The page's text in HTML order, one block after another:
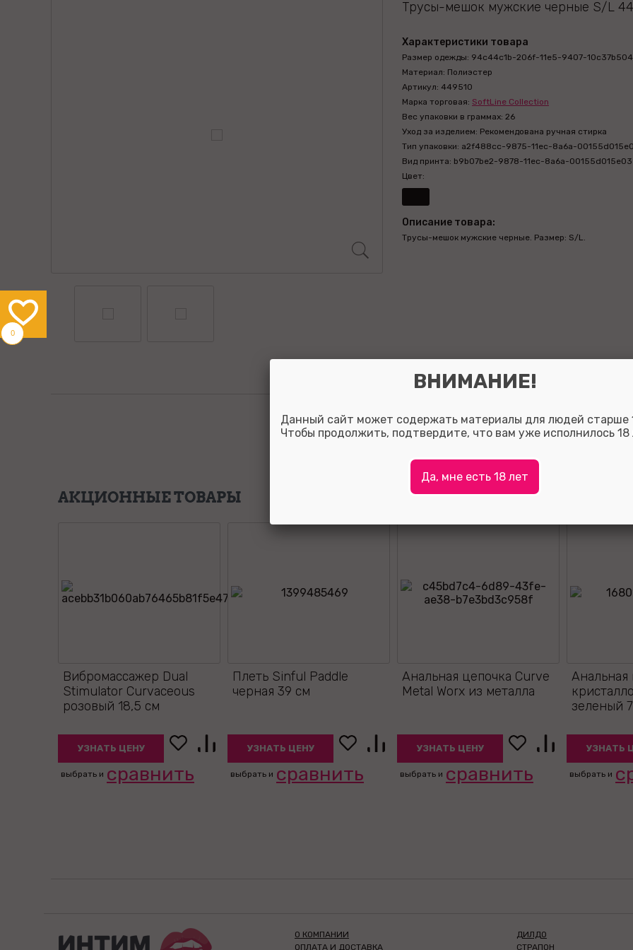
Трусы-мешок мужские черные S/L
Характеристики товара
Размер одежды: 94c44c1b-206f-11e5-9407-
Материал: Полиэстер
Артикул: 449510
Марка торговая: SoftLine Collection
Вес упаковки в граммах: 26
Уход за изделием: Рекомендована ручная стирка
Тип упаковки: a2f488cc-9875-11ec-8a6a-
Вид принта: b9b07be2-9878-11ec-8a6a-00155d015e03
Цвет:
Описание товара:
Трусы-мешок мужские черные. Размер: S/L.
Так вы сможете помочь потенциальным покупателям
с выбором, а также, за полезные отзывы мы начисляем
на ваш личный счет.
Для того что бы оставить отзыв зарегистрируйтесь
АКЦИОННЫЕ ТОВАРЫ
Вибромассажер Dual
Stimulator Curvaceous
розовый 18,5 см
УЗНАТЬ ЦЕНУ
выбрать и сравнить
Плеть Sinful Paddle
черная 39 см
УЗНАТЬ ЦЕНУ
выбрать и сравнить
Анальная цепочка Curve
Metal Worx из металла
УЗНАТЬ ЦЕНУ
выбрать и сравнить
Анальная
зеленый
УЗНАТЬ
выбрать и
О КОМПАНИИ
ОПЛАТА И ДОСТАВКА
ДИЛДО
СТРАПОН
0
ВНИМАНИЕ!
Данный сайт может содержать материалы для людей старше
Чтобы продолжить, подтвердите, что вам уже исполнилось 18
Да, мне есть 18 лет